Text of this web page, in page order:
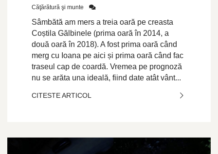
Căţărătură şi munte
Sâmbătă am mers a treia oară pe creasta
Coștila Gălbinele (prima oară în 2014, a
două oară în 2018). A fost prima oară când
merg cu Ioana pe aici și prima oară când fac
traseul cap de coardă. Vremea pe prognoză
nu se arăta una ideală, fiind date atât vânt...
CITESTE ARTICOL